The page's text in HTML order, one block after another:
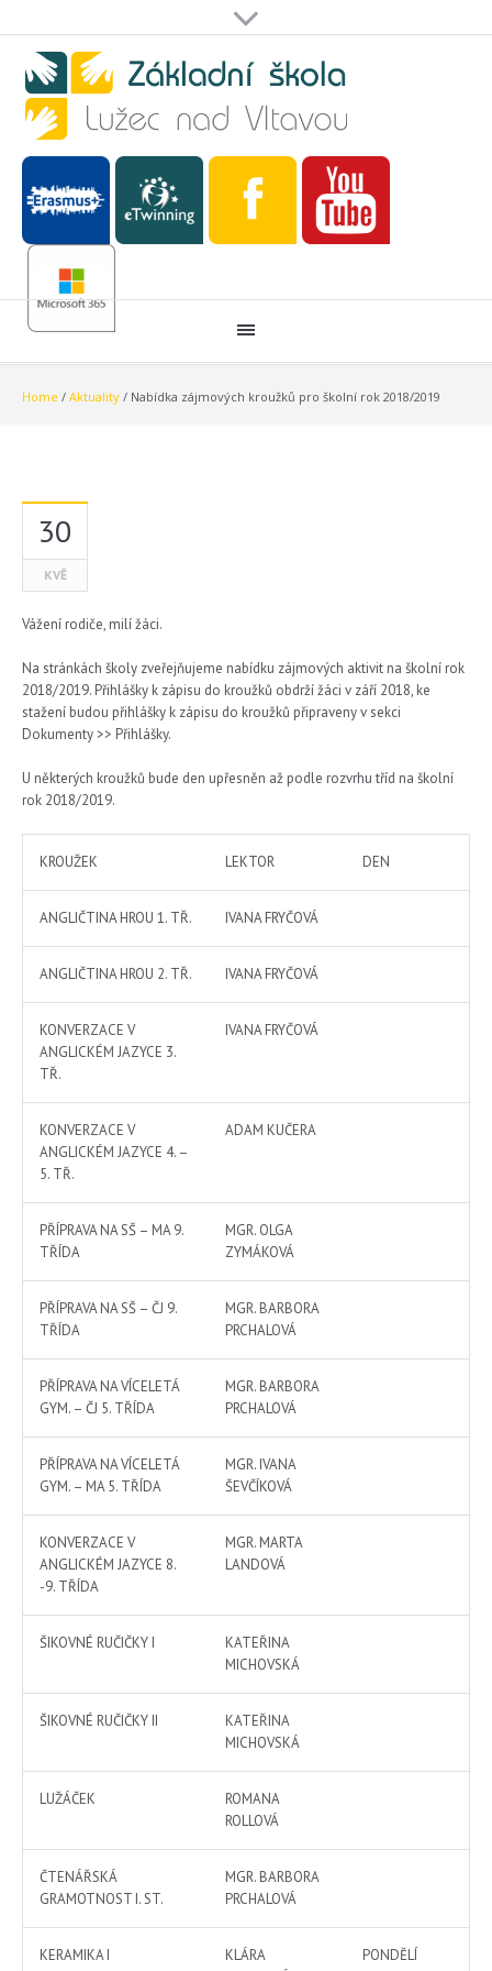
Home / Aktuality / Nabídka zájmových kroužků pro školní rok 2018/2019
30
KVĚ
Vážení rodiče, milí žáci.
Na stránkách školy zveřejňujeme nabídku zájmových aktivit na školní rok
2018/2019. Přihlášky k zápisu do kroužků obdrží žáci v září 2018, ke
stažení budou přihlášky k zápisu do kroužků připraveny v sekci
Dokumenty >> Přihlášky.
U některých kroužků bude den upřesněn až podle rozvrhu tříd na školní
rok 2018/2019.
KROUŽEK LEKTOR DEN
ANGLIČTINA HROU 1. TŘ. IVANA FRYČOVÁ
ANGLIČTINA HROU 2. TŘ. IVANA FRYČOVÁ
KONVERZACE V
ANGLICKÉM JAZYCE 3.
TŘ.
IVANA FRYČOVÁ
KONVERZACE V
ANGLICKÉM JAZYCE 4. –
5. TŘ.
ADAM KUČERA
PŘÍPRAVA NA SŠ – MA 9.
TŘÍDA
MGR. OLGA
ZYMÁKOVÁ
PŘÍPRAVA NA SŠ – ČJ 9.
TŘÍDA
MGR. BARBORA
PRCHALOVÁ
PŘÍPRAVA NA VÍCELETÁ
GYM. – ČJ 5. TŘÍDA
MGR. BARBORA
PRCHALOVÁ
PŘÍPRAVA NA VÍCELETÁ
GYM. – MA 5. TŘÍDA
MGR. IVANA
ŠEVČÍKOVÁ
KONVERZACE V
ANGLICKÉM JAZYCE 8.
-9. TŘÍDA
MGR. MARTA
LANDOVÁ
ŠIKOVNÉ RUČIČKY I
KATEŘINA
MICHOVSKÁ
ŠIKOVNÉ RUČIČKY II
KATEŘINA
MICHOVSKÁ
LUŽÁČEK
ROMANA
ROLLOVÁ
ČTENÁŘSKÁ
GRAMOTNOST I. ST.
MGR. BARBORA
PRCHALOVÁ
KERAMIKA I
KLÁRA
PONDĚLÍ